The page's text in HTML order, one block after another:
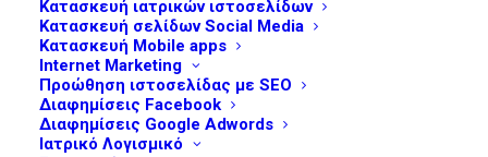
Κατασκευή ιατρικών ιστοσελίδων
Κατασκευή σελίδων Social Media
Κατασκευή Mobile apps
Internet Marketing
Προώθηση ιστοσελίδας με SEO
Διαφημίσεις Facebook
Διαφημίσεις Google Adwords
Ιατρικό Λογισμικό